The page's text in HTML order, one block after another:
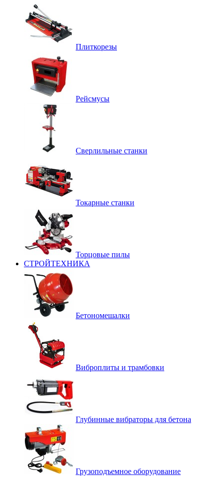
Плиткорезы
Рейсмусы
Сверлильные станки
Токарные станки
Торцовые пилы
СТРОЙТЕХНИКА
Бетономешалки
Виброплиты и трамбовки
Глубинные вибраторы для бетона
Грузоподъемное оборудование